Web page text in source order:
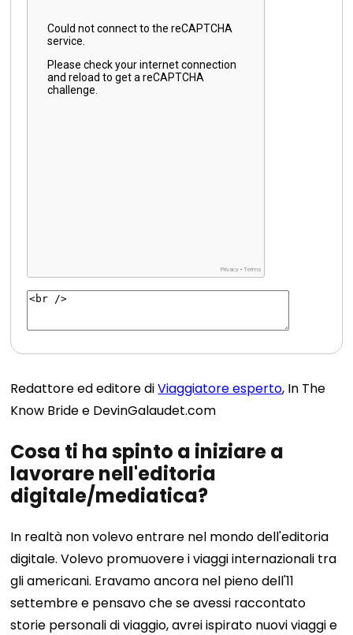
Redattore ed editore diViaggiatore esperto, In The
Know Bride e DevinGalaudet.com
Cosa ti ha spinto a iniziare a
lavorare nell'editoria
digitale/mediatica?
In realtà non volevo entrare nel mondo dell'editoria
digitale. Volevo promuovere i viaggi internazionali tra
gli americani. Eravamo ancora nel pieno dell'11
settembre e pensavo che se avessi raccontato
storie personali di viaggio, avrei ispirato nuovi viaggi e